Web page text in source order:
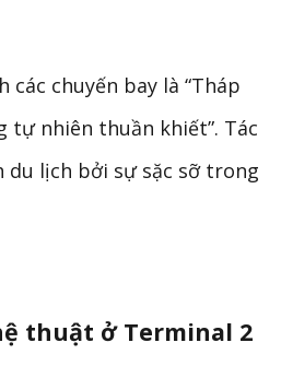
các chuyến bay là “Tháp
tự nhiên thuần khiết”. Tác
du lịch bởi sự sặc sỡ trong
thuật ở Terminal 2